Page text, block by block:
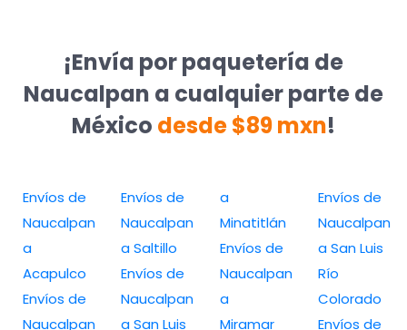
¡Envía por paquetería de
Naucalpan a cualquier parte de
México desde $89 mxn!
Envíos de
Naucalpan
a
Acapulco
Envíos de
Naucalpan
Envíos de
Naucalpan
a Saltillo
Envíos de
Naucalpan
a San Luis
a
Minatitlán
Envíos de
Naucalpan
a
Miramar
Envíos de
Naucalpan
a San Luis
Río
Colorado
Envíos de